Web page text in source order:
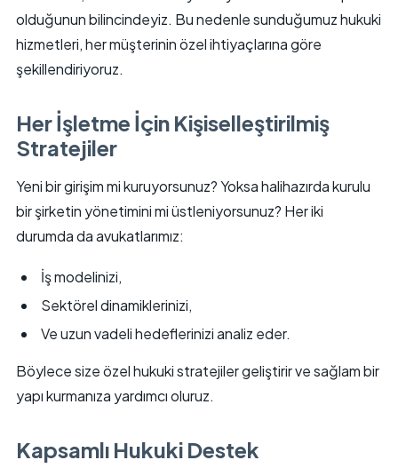
olduğunun bilincindeyiz. Bu nedenle sunduğumuz hukuki
hizmetleri, her müşterinin özel ihtiyaçlarına göre
şekillendiriyoruz.
Her İşletme İçin Kişiselleştirilmiş
Stratejiler
Yeni bir girişim mi kuruyorsunuz? Yoksa halihazırda kurulu
bir şirketin yönetimini mi üstleniyorsunuz? Her iki
durumda da avukatlarımız:
İş modelinizi,
Sektörel dinamiklerinizi,
Ve uzun vadeli hedeflerinizi analiz eder.
Böylece size özel hukuki stratejiler geliştirir ve sağlam bir
yapı kurmanıza yardımcı oluruz.
Kapsamlı Hukuki Destek